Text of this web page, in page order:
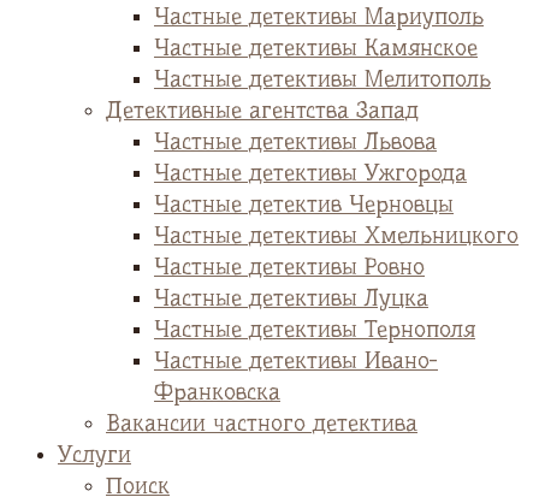
Частные детективы Мариуполь
Частные детективы Камянское
Частные детективы Мелитополь
Детективные агентства Запад
Частные детективы Львова
Частные детективы Ужгорода
Частные детектив Черновцы
Частные детективы Хмельницкого
Частные детективы Ровно
Частные детективы Луцка
Частные детективы Тернополя
Частные детективы Ивано-
Франковска
Вакансии частного детектива
Услуги
Поиск